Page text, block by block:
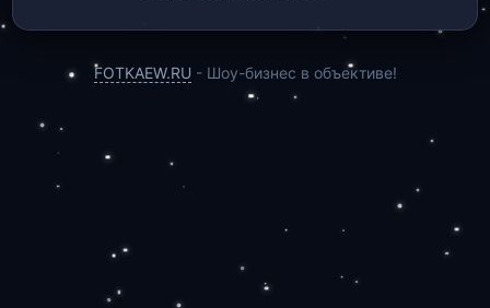
FOTKAEW.RU - Шоу-бизнес в объективе!